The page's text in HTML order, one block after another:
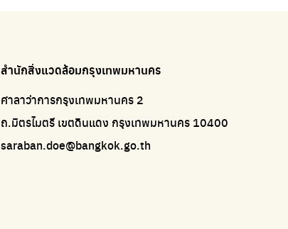
สำนักสิ่งแวดล้อมกรุงเทพมหานคร
ศาลาว่าการกรุงเทพมหานคร 2
ถ.มิตรไมตรี เขตดินแดง กรุงเทพมหานคร 10400
saraban.doe@bangkok.go.th